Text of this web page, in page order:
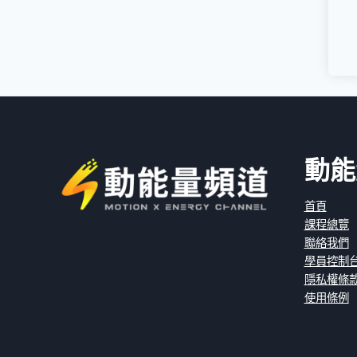
動
首頁
課程總覽
聯絡我們
學員控制
隱私權條
使用條例